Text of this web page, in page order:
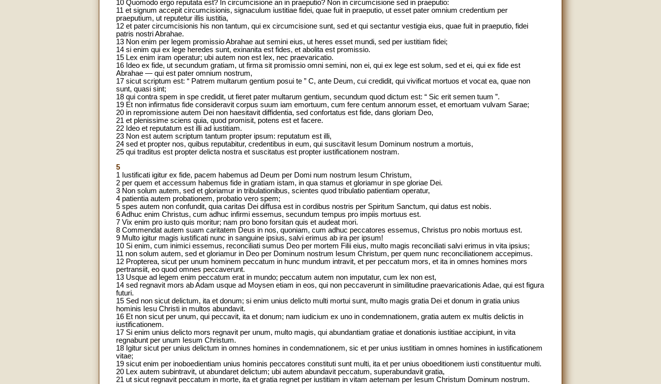
10 Quomodo ergo reputata est? In circumcisione an in praeputio? Non in circumcisione sed in praeputio:
11 et signum accepit circumcisionis, signaculum iustitiae fidei, quae fuit in praeputio, ut esset pater omnium credentium per
praeputium, ut reputetur illis iustitia,
12 et pater circumcisionis his non tantum, qui ex circumcisione sunt, sed et qui sectantur vestigia eius, quae fuit in praeputio, fidei
patris nostri Abrahae.
13 Non enim per legem promissio Abrahae aut semini eius, ut heres esset mundi, sed per iustitiam fidei;
14 si enim qui ex lege heredes sunt, exinanita est fides, et abolita est promissio.
15 Lex enim iram operatur; ubi autem non est lex, nec praevaricatio.
16 Ideo ex fide, ut secundum gratiam, ut firma sit promissio omni semini, non ei, qui ex lege est solum, sed et ei, qui ex fide est
Abrahae — qui est pater omnium nostrum,
17 sicut scriptum est: “ Patrem multarum gentium posui te ” C, ante Deum, cui credidit, qui vivificat mortuos et vocat ea, quae non
sunt, quasi sint;
18 qui contra spem in spe credidit, ut fieret pater multarum gentium, secundum quod dictum est: “ Sic erit semen tuum ”.
19 Et non infirmatus fide consideravit corpus suum iam emortuum, cum fere centum annorum esset, et emortuam vulvam Sarae;
20 in repromissione autem Dei non haesitavit diffidentia, sed confortatus est fide, dans gloriam Deo,
21 et plenissime sciens quia, quod promisit, potens est et facere.
22 Ideo et reputatum est illi ad iustitiam.
23 Non est autem scriptum tantum propter ipsum: reputatum est illi,
24 sed et propter nos, quibus reputabitur, credentibus in eum, qui suscitavit Iesum Dominum nostrum a mortuis,
25 qui traditus est propter delicta nostra et suscitatus est propter iustificationem nostram.
5
1 Iustificati igitur ex fide, pacem habemus ad Deum per Domi num nostrum Iesum Christum,
2 per quem et accessum habemus fide in gratiam istam, in qua stamus et gloriamur in spe gloriae Dei.
3 Non solum autem, sed et gloriamur in tribulationibus, scientes quod tribulatio patientiam operatur,
4 patientia autem probationem, probatio vero spem;
5 spes autem non confundit, quia caritas Dei diffusa est in cordibus nostris per Spiritum Sanctum, qui datus est nobis.
6 Adhuc enim Christus, cum adhuc infirmi essemus, secundum tempus pro impiis mortuus est.
7 Vix enim pro iusto quis moritur; nam pro bono forsitan quis et audeat mori.
8 Commendat autem suam caritatem Deus in nos, quoniam, cum adhuc peccatores essemus, Christus pro nobis mortuus est.
9 Multo igitur magis iustificati nunc in sanguine ipsius, salvi erimus ab ira per ipsum!
10 Si enim, cum inimici essemus, reconciliati sumus Deo per mortem Filii eius, multo magis reconciliati salvi erimus in vita ipsius;
11 non solum autem, sed et gloriamur in Deo per Dominum nostrum Iesum Christum, per quem nunc reconciliationem accepimus.
12 Propterea, sicut per unum hominem peccatum in hunc mundum intravit, et per peccatum mors, et ita in omnes homines mors
pertransiit, eo quod omnes peccaverunt.
13 Usque ad legem enim peccatum erat in mundo; peccatum autem non imputatur, cum lex non est,
14 sed regnavit mors ab Adam usque ad Moysen etiam in eos, qui non peccaverunt in similitudine praevaricationis Adae, qui est figura
futuri.
15 Sed non sicut delictum, ita et donum; si enim unius delicto multi mortui sunt, multo magis gratia Dei et donum in gratia unius
hominis Iesu Christi in multos abundavit.
16 Et non sicut per unum, qui peccavit, ita et donum; nam iudicium ex uno in condemnationem, gratia autem ex multis delictis in
iustificationem.
17 Si enim unius delicto mors regnavit per unum, multo magis, qui abundantiam gratiae et donationis iustitiae accipiunt, in vita
regnabunt per unum Iesum Christum.
18 Igitur sicut per unius delictum in omnes homines in condemnationem, sic et per unius iustitiam in omnes homines in iustificationem
vitae;
19 sicut enim per inoboedientiam unius hominis peccatores constituti sunt multi, ita et per unius oboeditionem iusti constituentur multi.
20 Lex autem subintravit, ut abundaret delictum; ubi autem abundavit peccatum, superabundavit gratia,
21 ut sicut regnavit peccatum in morte, ita et gratia regnet per iustitiam in vitam aeternam per Iesum Christum Dominum nostrum.